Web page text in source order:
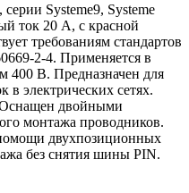
Systeme9, Systeme
ток 20 А, с красной
требованиям стандартов
2-4. Применяется в
400 В. Предназначен для
в электрических сетях.
двойными
монтажа проводников.
двухпозиционных
без снятия шины PIN.